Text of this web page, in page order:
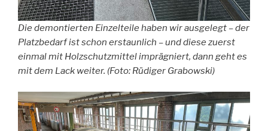
Die demontierten Einzelteile haben wir ausgelegt – der
Platzbedarf ist schon erstaunlich – und diese zuerst
einmal mit Holzschutzmittel imprägniert, dann geht es
mit dem Lack weiter. (Foto: Rüdiger Grabowski)